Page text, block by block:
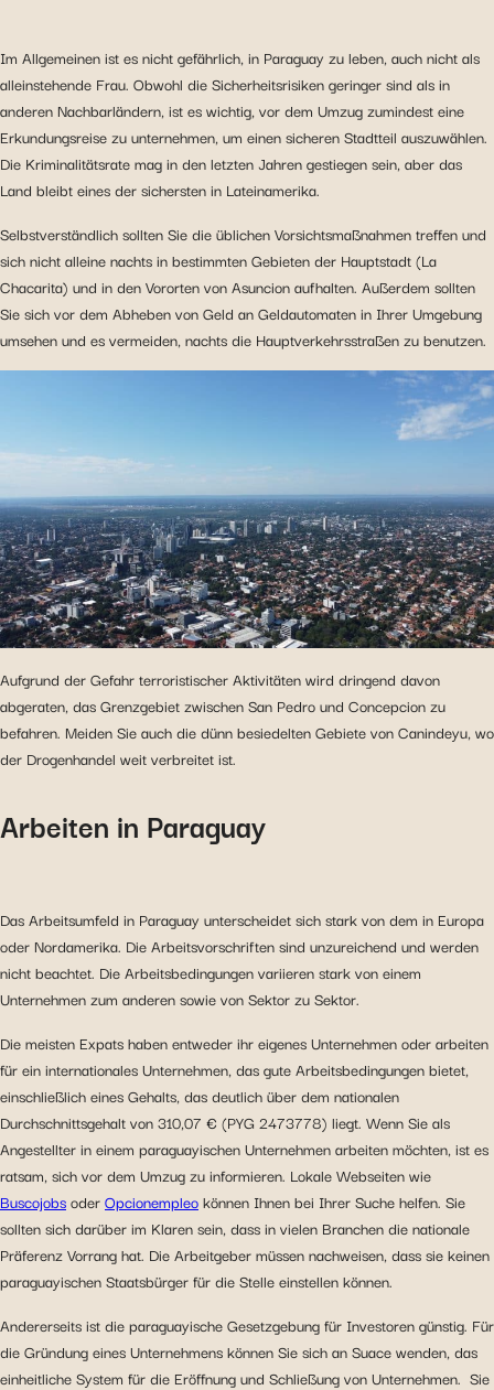
Im Allgemeinen ist es nicht gefährlich, in Paraguay zu leben, auch nicht als
alleinstehende Frau. Obwohl die Sicherheitsrisiken geringer sind als in
anderen Nachbarländern, ist es wichtig, vor dem Umzug zumindest eine
Erkundungsreise zu unternehmen, um einen sicheren Stadtteil auszuwählen.
Die Kriminalitätsrate mag in den letzten Jahren gestiegen sein, aber das
Land bleibt eines der sichersten in Lateinamerika.
Selbstverständlich sollten Sie die üblichen Vorsichtsmaßnahmen treffen und
sich nicht alleine nachts in bestimmten Gebieten der Hauptstadt (La
Chacarita) und in den Vororten von Asuncion aufhalten. Außerdem sollten
Sie sich vor dem Abheben von Geld an Geldautomaten in Ihrer Umgebung
umsehen und es vermeiden, nachts die Hauptverkehrsstraßen zu benutzen.
Aufgrund der Gefahr terroristischer Aktivitäten wird dringend davon
abgeraten, das Grenzgebiet zwischen San Pedro und Concepcion zu
befahren. Meiden Sie auch die dünn besiedelten Gebiete von Canindeyu, wo
der Drogenhandel weit verbreitet ist.
Arbeiten in Paraguay
Das Arbeitsumfeld in Paraguay unterscheidet sich stark von dem in Europa
oder Nordamerika. Die Arbeitsvorschriften sind unzureichend und werden
nicht beachtet. Die Arbeitsbedingungen variieren stark von einem
Unternehmen zum anderen sowie von Sektor zu Sektor.
Die meisten Expats haben entweder ihr eigenes Unternehmen oder arbeiten
für ein internationales Unternehmen, das gute Arbeitsbedingungen bietet,
einschließlich eines Gehalts, das deutlich über dem nationalen
Durchschnittsgehalt von 310,07 € (PYG 2473778) liegt. Wenn Sie als
Angestellter in einem paraguayischen Unternehmen arbeiten möchten, ist es
ratsam, sich vor dem Umzug zu informieren. Lokale Webseiten wie
BuscojobsoderOpcionempleokönnen Ihnen bei Ihrer Suche helfen. Sie
sollten sich darüber im Klaren sein, dass in vielen Branchen die nationale
Präferenz Vorrang hat. Die Arbeitgeber müssen nachweisen, dass sie keinen
paraguayischen Staatsbürger für die Stelle einstellen können.
Andererseits ist die paraguayische Gesetzgebung für Investoren günstig. Für
die Gründung eines Unternehmens können Sie sich an Suace wenden, das
einheitliche System für die Eröffnung und Schließung von Unternehmen. Sie